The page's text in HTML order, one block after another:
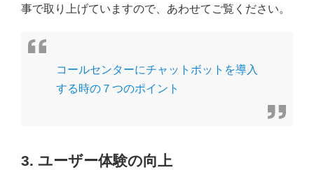
事で取り上げていますので、あわせてご覧ください。
コールセンターにチャットボットを導入
する時の７つのポイント
3. ユーザー体験の向上